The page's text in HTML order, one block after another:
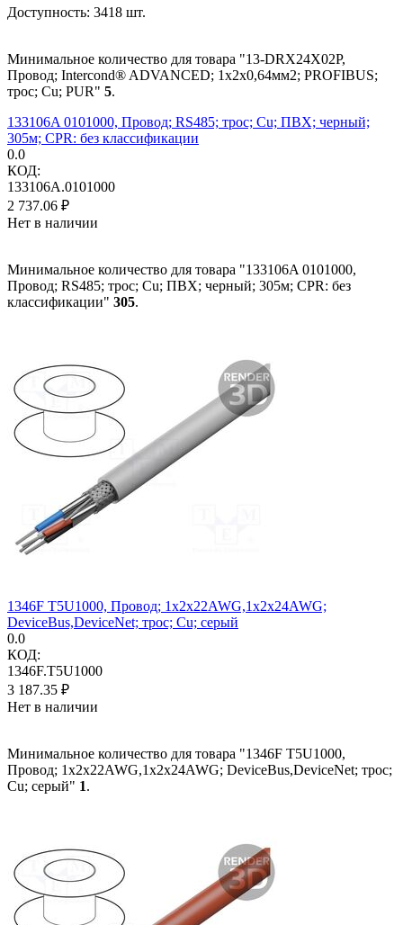
Доступность: 3418 шт.
Минимальное количество для товара "13-DRX24X02P,
Провод; Intercond® ADVANCED; 1x2x0,64мм2; PROFIBUS;
трос; Cu; PUR" 5.
133106A 0101000, Провод; RS485; трос; Cu; ПВХ; черный;
305м; CPR: без классификации
0.0
КОД:
133106A.0101000
2 737.06 ₽
Нет в наличии
Минимальное количество для товара "133106A 0101000,
Провод; RS485; трос; Cu; ПВХ; черный; 305м; CPR: без
классификации" 305.
1346F T5U1000, Провод; 1x2x22AWG,1x2x24AWG;
DeviceBus,DeviceNet; трос; Cu; серый
0.0
КОД:
1346F.T5U1000
3 187.35 ₽
Нет в наличии
Минимальное количество для товара "1346F T5U1000,
Провод; 1x2x22AWG,1x2x24AWG; DeviceBus,DeviceNet; трос;
Cu; серый" 1.